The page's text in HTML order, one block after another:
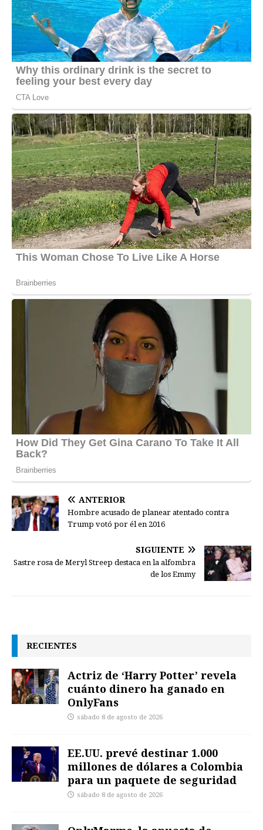
ANTERIOR
Hombre acusado de planear atentado contra
Trump votó por él en 2016
SIGUIENTE
Sastre rosa de Meryl Streep destaca en la alfombra
de los Emmy
RECIENTES
Actriz de ‘Harry Potter’ revela
cuánto dinero ha ganado en
OnlyFans
sábado 8 de agosto de 2026
EE.UU. prevé destinar 1.000
millones de dólares a Colombia
para un paquete de seguridad
sábado 8 de agosto de 2026